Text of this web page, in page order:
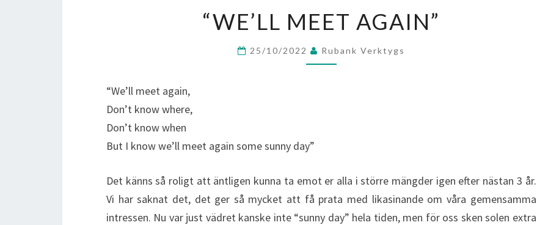
MEET
“WE’LL MEET AGAIN”
25/10/2022 Rubank Verktygs
“We’ll meet again,
Don’t know where,
Don’t know when
But I know we’ll meet again some sunny day”
Det känns så roligt att äntligen kunna ta emot er alla i större mängder igen efter nästan 3 år.
Vi har saknat det, det ger så mycket att få prata med likasinande om våra gemensamma
intressen. Nu var just vädret kanske inte “sunny day” hela tiden, men för oss sken solen extra